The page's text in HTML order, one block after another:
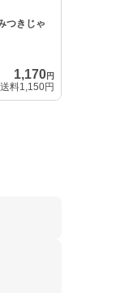
つきじゃ
1,170円
料1,150円